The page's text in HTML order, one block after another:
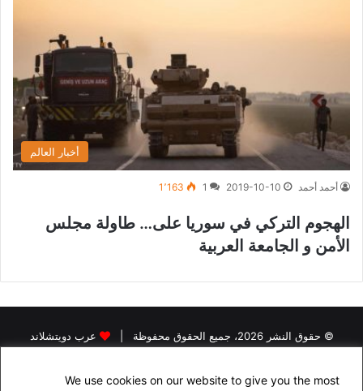
We use cookies on our website to give you the most
أخبار العالم
أحمد أحمد 2019-10-10
1 1٬163
الهجوم التركي في سوريا على… طاولة مجلس
الأمن و الجامعة العربية
© حقوق النشر 2026، جميع الحقوق محفوظة |
عرب دويتشلاند
البحث عن سكن في المانيا
الجنسية الالمانية الاقامة الدائمة في المانيا